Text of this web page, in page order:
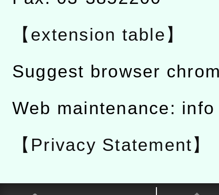
【extension table】
Suggest browser
Web maintenance:
【Privacy Statement】